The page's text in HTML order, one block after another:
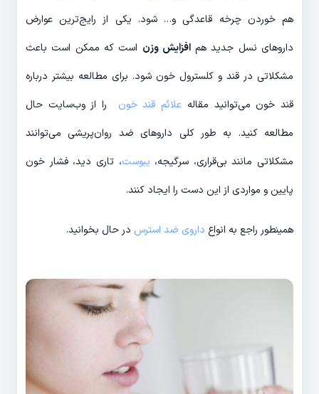
هم خوردن چرخه قاعدگی و… شود. یکی از رایج‌ترین عوارض
داروهای نسل جدید همافزایش وزن است که ممکن است باعث
مشکلاتی در قند و کلسترول خون شود. برای مطالعه بیشتر درباره
قند خون می‌توانید مقاله علائم قند خون
را از وب‌سایت حال
مطالعه کنید. به طور کلی داروهای ضد روان‌پریشی می‌توانند
مشکلاتی مانند بی‌قراری، سرگیجه، یبوست، تاری دید، فشار خون
پایین و مواردی از این دست را ایجاد کنند.
همینطور راجع به انواع داروی ضد استرس در حال بخوانید.